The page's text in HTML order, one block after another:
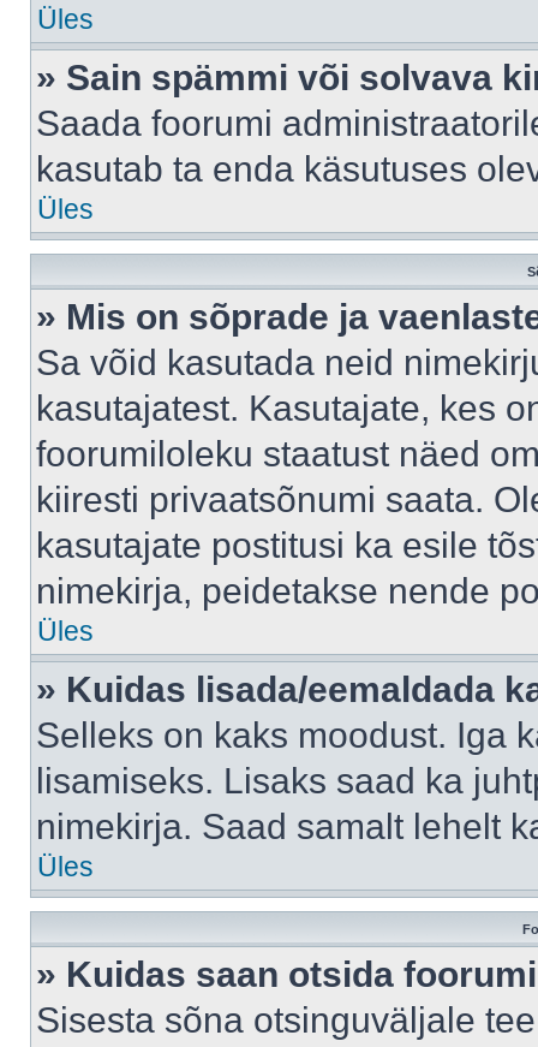
Üles
» Sain spämmi või solvava
Saada foorumi
kasutab ta enda käsutuses
Üles
» Mis on sõprade ja
Sa võid kasutada neid
kasutajatest. Kasutajate, kes
foorumiloleku staatust näed
kiiresti privaatsõnumi saata.
kasutajate postitusi ka esile
nimekirja, peidetakse nende
Üles
» Kuidas lisada/eemaldada
Selleks on kaks moodust. Iga
lisamiseks. Lisaks saad ka
nimekirja. Saad samalt lehelt
Üles
» Kuidas saan otsida
Sisesta sõna otsinguväljale